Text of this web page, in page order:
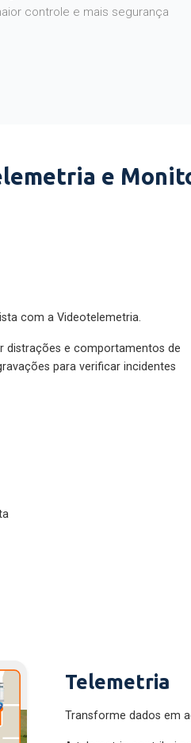
controle e mais segurança
e
com a Videotelemetria.
distrações e comportamentos de
para verificar incidentes
Telemetria
Transforme dados em
A telemetria contribui